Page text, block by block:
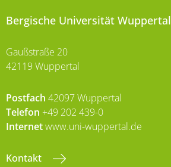
Bergische Universität Wuppertal
Gaußstraße 20
42119 Wuppertal
Postfach 42097 Wuppertal
Telefon +49 202 439-0
Internetwww.uni-wuppertal.de
Kontakt